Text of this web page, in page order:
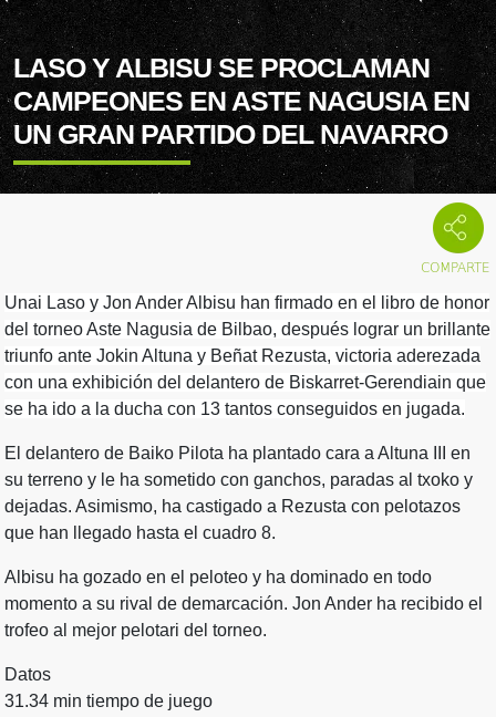
LASO Y ALBISU SE PROCLAMAN
CAMPEONES EN ASTE NAGUSIA EN
UN GRAN PARTIDO DEL NAVARRO
Unai Laso y Jon Ander Albisu han firmado en el libro de honor
del torneo Aste Nagusia de Bilbao, después lograr un brillante
triunfo ante Jokin Altuna y Beñat Rezusta, victoria aderezada
con una exhibición del delantero de Biskarret-Gerendiain que
se ha ido a la ducha con 13 tantos conseguidos en jugada.
El delantero de Baiko Pilota ha plantado cara a Altuna III en
su terreno y le ha sometido con ganchos, paradas al txoko y
dejadas. Asimismo, ha castigado a Rezusta con pelotazos
que han llegado hasta el cuadro 8.
Albisu ha gozado en el peloteo y ha dominado en todo
momento a su rival de demarcación. Jon Ander ha recibido el
trofeo al mejor pelotari del torneo.
Datos
31.34 min tiempo de juego